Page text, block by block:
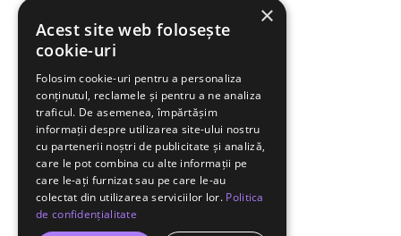
×
Acest site web folosește
cookie-uri
Folosim cookie-uri pentru a personaliza
conținutul, reclamele și pentru a ne analiza
traficul. De asemenea, împărtășim
informații despre utilizarea site-ului nostru
cu partenerii noștri de publicitate și analiză,
care le pot combina cu alte informații pe
care le-ați furnizat sau pe care le-au
colectat din utilizarea serviciilor lor. Politica
de confidențialitate